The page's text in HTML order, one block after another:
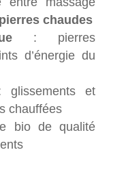
pierres chaudes
: pierres
d’énergie du
glissements et
chauffées
bio de qualité